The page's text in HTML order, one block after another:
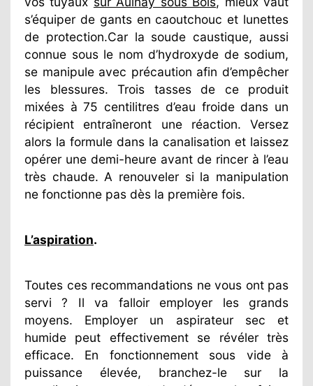
s’équiper de gants en caoutchouc et lunettes
de protection.Car la soude caustique, aussi
connue sous le nom d’hydroxyde de sodium,
se manipule avec précaution afin d’empêcher
les blessures. Trois tasses de ce produit
mixées à 75 centilitres d’eau froide dans un
récipient entraîneront une réaction. Versez
alors la formule dans la canalisation et laissez
opérer une demi-heure avant de rincer à l’eau
très chaude. A renouveler si la manipulation
ne fonctionne pas dès la première fois.
L’aspiration.
Toutes ces recommandations ne vous ont pas
servi ? Il va falloir employer les grands
moyens. Employer un aspirateur sec et
humide peut effectivement se révéler très
efficace. En fonctionnement sous vide à
puissance élevée, branchez-le sur la